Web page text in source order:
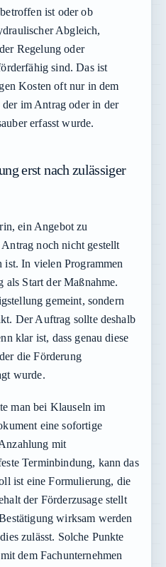
ist oder ob
Abgleich,
Regelung oder
sind. Das ist
Kosten oft nur in dem
im Antrag oder in der
erfasst wurde.
erst nach zulässiger
ein Angebot zu
noch nicht gestellt
ist. In vielen Programmen
als Start der Maßnahme.
gemeint, sondern
Der Auftrag sollte deshalb
klar ist, dass genau diese
die Förderung
wurde.
man bei Klauseln im
eine sofortige
mit
Terminbindung, kann das
ist eine Formulierung, die
der Förderzusage stellt
wirksam werden
zulässt. Solche Punkte
dem Fachunternehmen